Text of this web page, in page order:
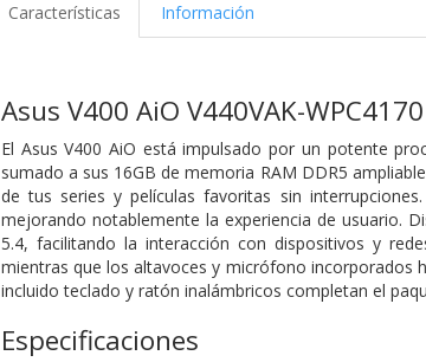
Características Información
Asus V400 AiO V440VAK-
El Asus V400 AiO está impulsado por un potente
sumado a sus 16GB de memoria RAM DDR5
de tus series y películas favoritas sin
mejorando notablemente la experiencia de usuario.
5.4, facilitando la interacción con dispositivos y
mientras que los altavoces y micrófono incorporados
incluido teclado y ratón inalámbricos completan el
Especificaciones